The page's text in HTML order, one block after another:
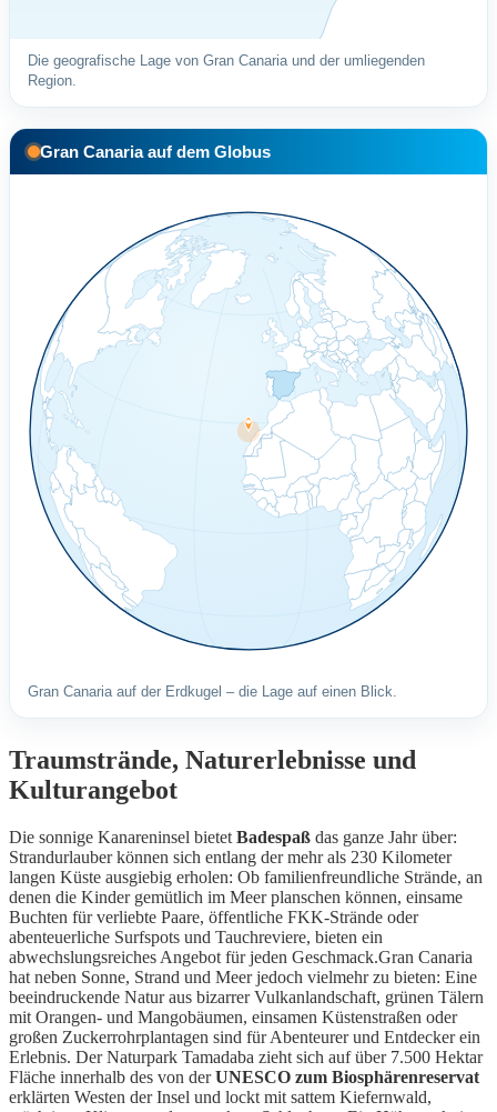
Die geografische Lage von Gran Canaria und der umliegenden
Region.
Gran Canaria auf dem Globus
Gran Canaria auf der Erdkugel – die Lage auf einen Blick.
Traumstrände, Naturerlebnisse und
Kulturangebot
Die sonnige Kanareninsel bietet Badespaß das ganze Jahr über:
Strandurlauber können sich entlang der mehr als 230 Kilometer
langen Küste ausgiebig erholen: Ob familienfreundliche Strände, an
denen die Kinder gemütlich im Meer planschen können, einsame
Buchten für verliebte Paare, öffentliche FKK-Strände oder
abenteuerliche Surfspots und Tauchreviere, bieten ein
abwechslungsreiches Angebot für jeden Geschmack.Gran Canaria
hat neben Sonne, Strand und Meer jedoch vielmehr zu bieten: Eine
beeindruckende Natur aus bizarrer Vulkanlandschaft, grünen Tälern
mit Orangen- und Mangobäumen, einsamen Küstenstraßen oder
großen Zuckerrohrplantagen sind für Abenteurer und Entdecker ein
Erlebnis. Der Naturpark Tamadaba zieht sich auf über 7.500 Hektar
Fläche innerhalb des von derUNESCO zum Biosphärenreservat
erklärten Westen der Insel und lockt mit sattem Kiefernwald,